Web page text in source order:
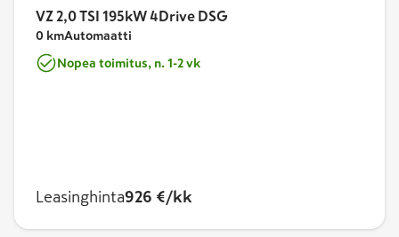
VZ 2,0 TSI 195kW 4Drive DSG
0 kmAutomaatti
Nopea toimitus, n. 1-2 vk
Leasinghinta926 €/kk